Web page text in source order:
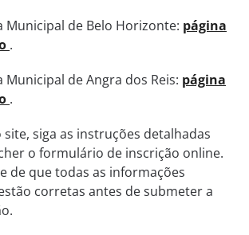
Municipal de Belo Horizonte: página
.
Municipal de Angra dos Reis: página
.
site, siga as instruções detalhadas
o formulário de inscrição online.
de que todas as informações
corretas antes de submeter a